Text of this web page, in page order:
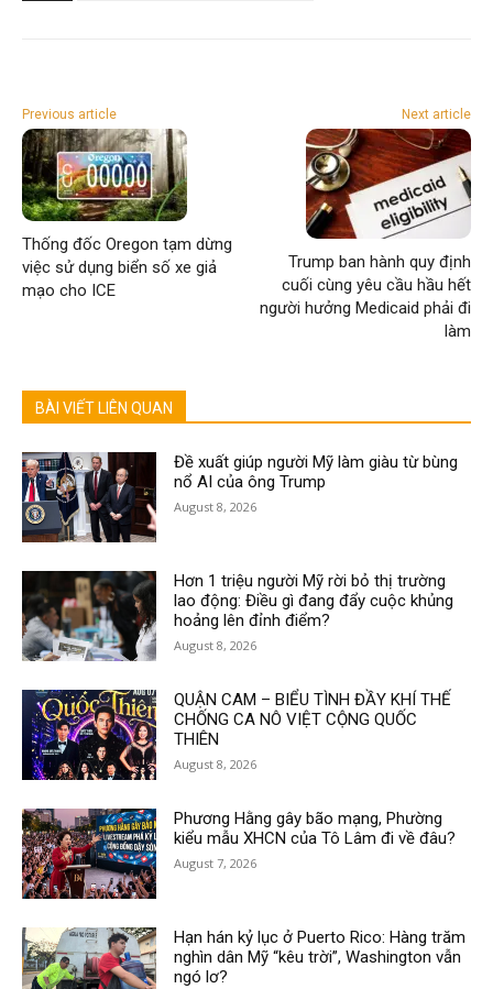
Previous article
Thống đốc Oregon tạm dừng
việc sử dụng biển số xe giả
mạo cho ICE
Next article
Trump ban hành quy định
cuối cùng yêu cầu hầu hết
người hưởng Medicaid phải đi
làm
BÀI VIẾT LIÊN QUAN
Đề xuất giúp người Mỹ làm giàu từ bùng
nổ AI của ông Trump
August 8, 2026
Hơn 1 triệu người Mỹ rời bỏ thị trường
lao động: Điều gì đang đẩy cuộc khủng
hoảng lên đỉnh điểm?
August 8, 2026
QUẬN CAM – BIỂU TÌNH ĐẦY KHÍ THẾ
CHỐNG CA NÔ VIỆT CỘNG QUỐC
THIÊN
August 8, 2026
Phương Hằng gây bão mạng, Phường
kiểu mẫu XHCN của Tô Lâm đi về đâu?
August 7, 2026
Hạn hán kỷ lục ở Puerto Rico: Hàng trăm
nghìn dân Mỹ “kêu trời”, Washington vẫn
ngó lơ?